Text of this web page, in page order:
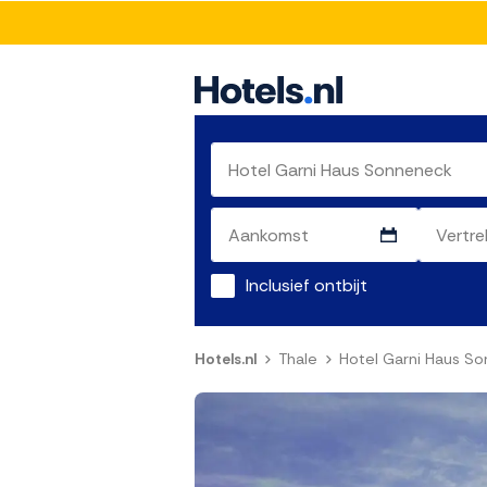
Inclusief ontbijt
Hotels.nl Thale Hotel Garni Haus